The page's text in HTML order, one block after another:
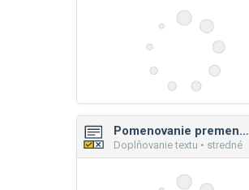
Pomenovanie premenných
Doplňovanie textu • stredné